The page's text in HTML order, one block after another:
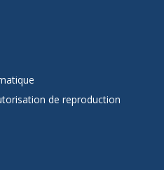
de reproduction